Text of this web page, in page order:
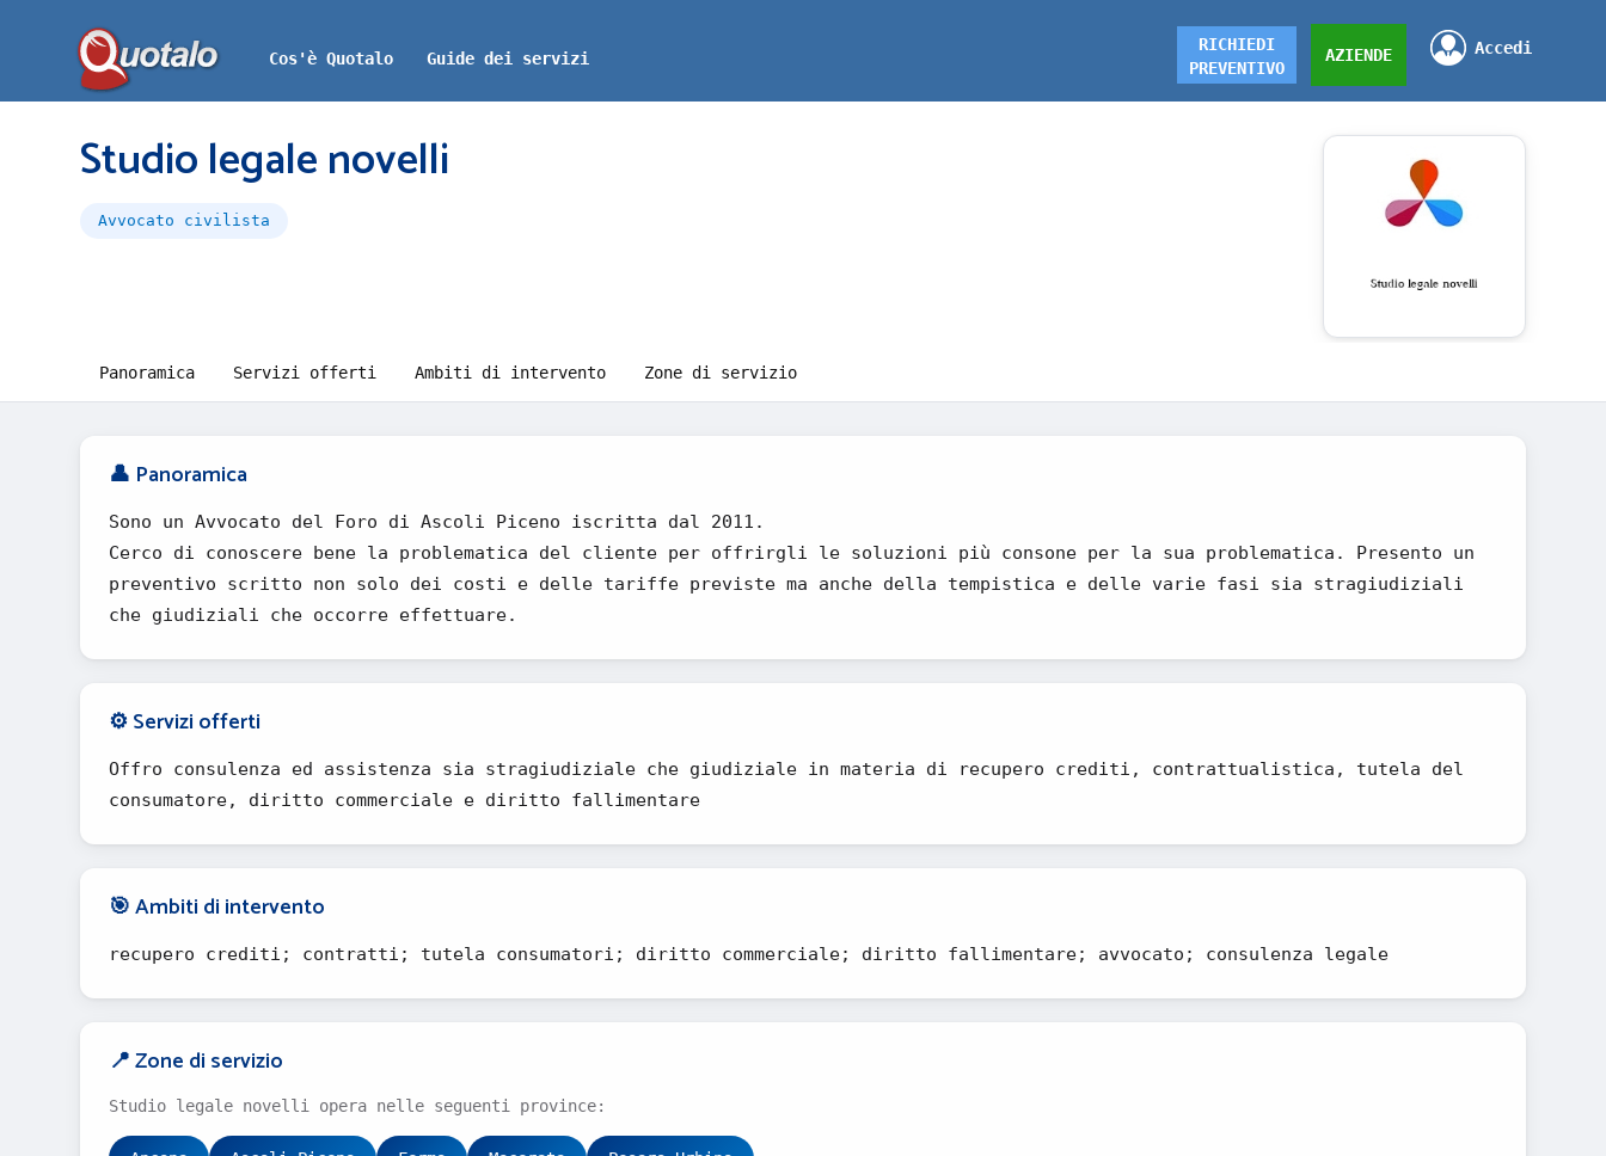
Cos'è Quotalo Guide dei servizi
Accedi
AZIENDE
RICHIEDI
PREVENTIVO
Studio legale novelli
Avvocato civilista
Panoramica Servizi offerti Ambiti di intervento Zone di servizio
👤 Panoramica
Sono un Avvocato del Foro di Ascoli Piceno iscritta dal 2011.
Cerco di conoscere bene la problematica del cliente per offrirgli le soluzioni più consone per la sua problematica. Presento un
preventivo scritto non solo dei costi e delle tariffe previste ma anche della tempistica e delle varie fasi sia stragiudiziali
che giudiziali che occorre effettuare.
⚙️ Servizi offerti
Offro consulenza ed assistenza sia stragiudiziale che giudiziale in materia di recupero crediti, contrattualistica, tutela del
consumatore, diritto commerciale e diritto fallimentare
🎯 Ambiti di intervento
recupero crediti; contratti; tutela consumatori; diritto commerciale; diritto fallimentare; avvocato; consulenza legale
📍 Zone di servizio
Studio legale novelli opera nelle seguenti province: